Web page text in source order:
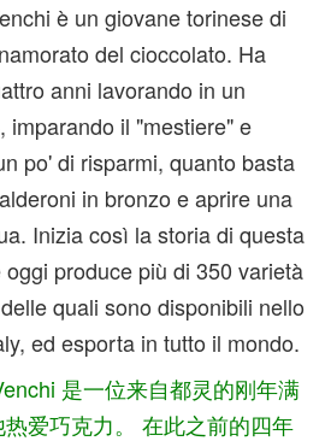
è un giovane torinese di
del cioccolato. Ha
anni lavorando in un
imparando il "mestiere" e
po' di risparmi, quanto basta
in bronzo e aprire una
Inizia così la storia di questa
produce più di 350 varietà
quali sono disponibili nello
ed esporta in tutto il mondo.
是一位来自都灵的刚年满
爱巧克力。 在此之前的四年